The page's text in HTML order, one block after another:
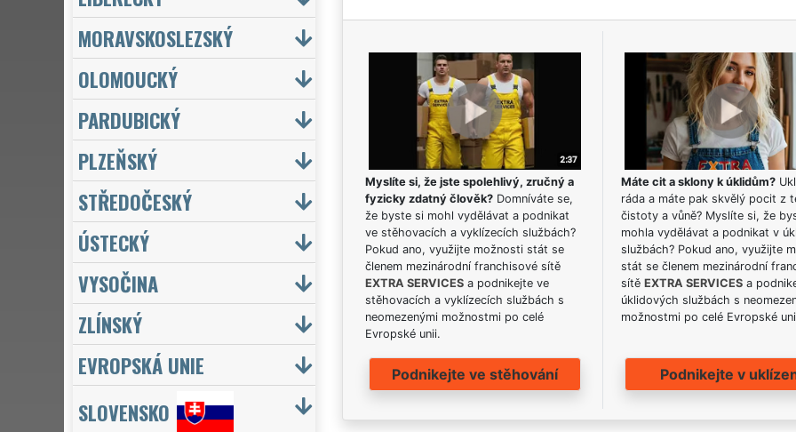
Myslíte si, že jste spolehlivý, zručný a
fyzicky zdatný člověk?Domníváte se,
že byste si mohl vydělávat a podnikat
ve stěhovacích a vyklízecích službách?
Pokud ano, využijte možnosti stát se
členem mezinárodní franchisové sítě
EXTRA SERVICESa podnikejte ve
stěhovacích a vyklízecích službách s
neomezenými možnostmi po celé
Evropské unii.
Podnikejte ve stěhování
Máte cit a sklony k úklidům?
ráda a máte pak skvělý pocit z
čistoty a vůně? Myslíte si, že
mohla vydělávat a podnikat v
službách? Pokud ano, využijte
stát se členem mezinárodní
sítě EXTRA SERVICESa
úklidových službách s
možnostmi po celé Evropské
Podnikejte v
MORAVSKOSLEZSKÝ
OLOMOUCKÝ
PARDUBICKÝ
PLZEŇSKÝ
STŘEDOČESKÝ
ÚSTECKÝ
VYSOČINA
ZLÍNSKÝ
EVROPSKÁ UNIE
SLOVENSKO